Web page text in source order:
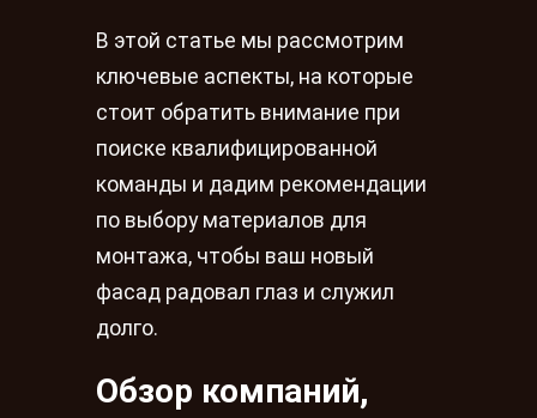
В этой статье мы рассмотрим
ключевые аспекты, на которые
стоит обратить внимание при
поиске квалифицированной
команды и дадим рекомендации
по выбору материалов для
монтажа, чтобы ваш новый
фасад радовал глаз и служил
долго.
Обзор компаний,